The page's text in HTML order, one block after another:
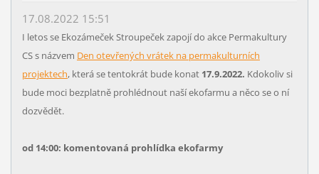
17.08.2022 15:51
I letos se Ekozámeček Stroupeček zapojí do akce Permakultury
CS s názvem Den otevřených vrátek na permakulturních
projektech, která se tentokrát bude konat 17.9.2022. Kdokoliv si
bude moci bezplatně prohlédnout naší ekofarmu a něco se o ní
dozvědět.
od 14:00: komentovaná prohlídka ekofarmy